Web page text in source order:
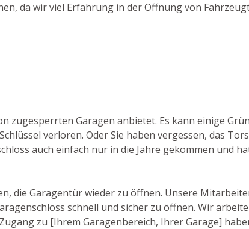
da wir viel Erfahrung in der Öffnung von
zugesperrten Garagen anbietet. Es kann einige
verloren. Oder Sie haben vergessen, das
auch einfach nur in die Jahre gekommen und
die Garagentür wieder zu öffnen. Unsere
schnell und sicher zu öffnen. Wir
zu [Ihrem Garagenbereich, Ihrer Garage]